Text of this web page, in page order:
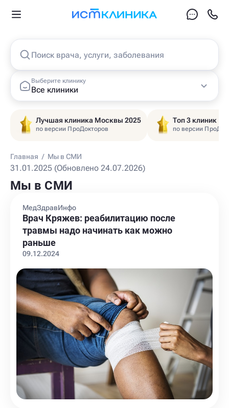
Поиск врача, услуги, заболевания
Выберите клинику
Все клиники
Лучшая клиника Москвы 2025
по версии ПроДокторов
Топ 3 клиник
по версии
Главная / Мы в СМИ
31.01.2025 (Обновлено 24.07.2026)
Мы в СМИ
МедЗдравИнфо
Врач Кряжев: реабилитацию после
травмы надо начинать как можно
раньше
09.12.2024